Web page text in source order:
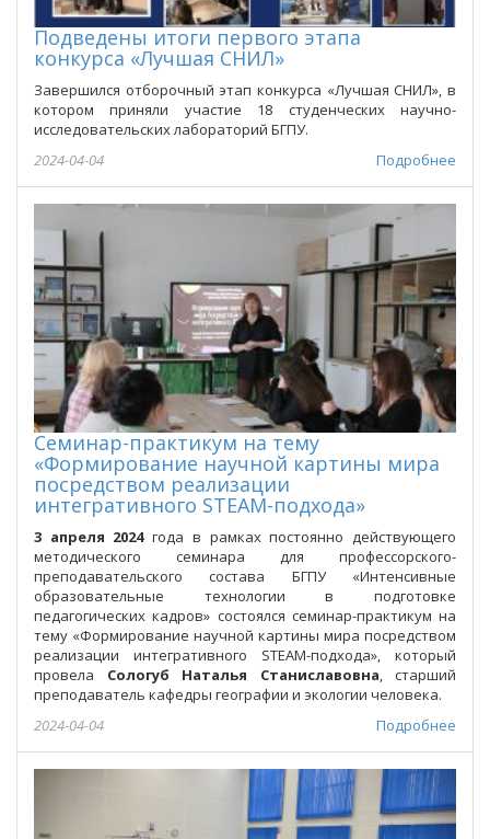
Подведены итоги первого этапа
конкурса «Лучшая СНИЛ»
Завершился отборочный этап конкурса «Лучшая СНИЛ», в
котором приняли участие 18 студенческих научно-
исследовательских лабораторий БГПУ.
Подробнее
2024-04-04
Семинар-практикум на тему
«Формирование научной картины мира
посредством реализации
интегративного STEAM-подхода»
3 апреля 2024года в рамках постоянно действующего
методического семинара для профессорского-
преподавательского состава БГПУ «Интенсивные
образовательные технологии в подготовке
педагогических кадров» состоялся семинар-практикум на
тему «Формирование научной картины мира посредством
реализации интегративного STEAM-подхода», который
провела Сологуб Наталья Станиславовна, старший
преподаватель кафедры географии и экологии человека.
Подробнее
2024-04-04